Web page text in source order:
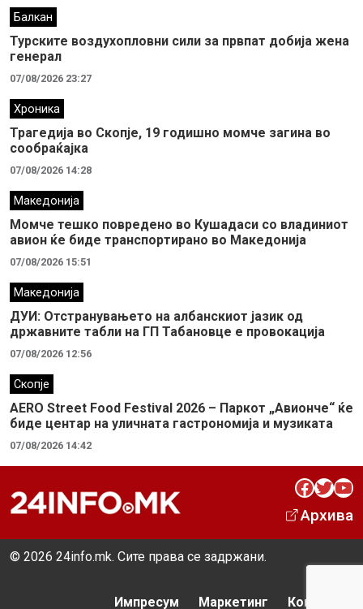
Балкан
Турските воздухопловни сили за првпат добија жена
генерал
07/08/2026 23:27
Хроника
Трагедија во Скопје, 19 годишно момче загина во
сообраќајка
07/08/2026 14:28
Македонија
Момче тешко повредено во Кушадаси со владиниот
авион ќе биде транспортирано во Македонија
07/08/2026 15:51
Македонија
ДУИ: Отстранувањето на албанскиот јазик од
државните табли на ГП Табановце е провокација
07/08/2026 12:56
Скопје
AERO Street Food Festival 2026 – Паркот „Авионче“ ќе
биде центар на уличната гастрономија и музиката
07/08/2026 14:42
Facebook Twitter YouTube
Архива
© 2026 24info.mk. Сите права се задржани.
Импресум Маркетинг Контакт